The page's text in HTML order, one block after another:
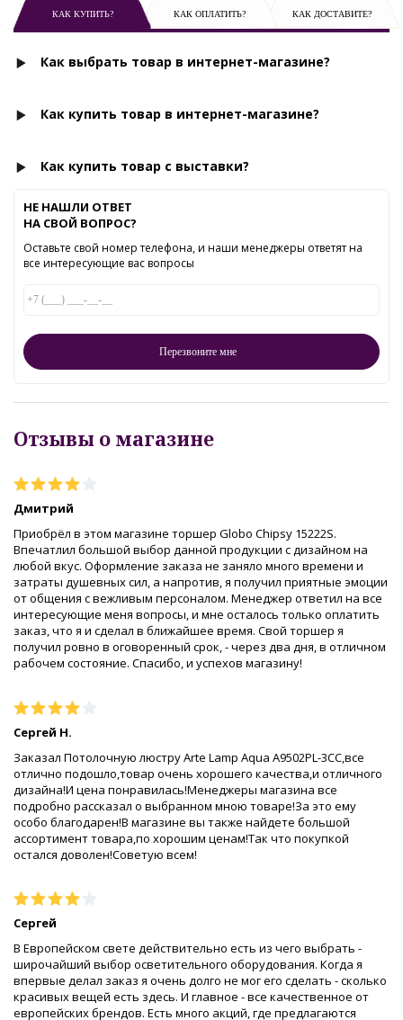
КАК КУПИТЬ? КАК ОПЛАТИТЬ? КАК ДОСТАВИТЕ?
Как выбрать товар в интернет-магазине?
Как купить товар в интернет-магазине?
Как купить товар с выставки?
НЕ НАШЛИ ОТВЕТ
НА СВОЙ ВОПРОС?
Оставьте свой номер телефона, и наши менеджеры ответят на
все интересующие вас вопросы
Отзывы о магазине
Дмитрий
Приобрёл в этом магазине торшер Globo Chipsy 15222S.
Впечатлил большой выбор данной продукции с дизайном на
любой вкус. Оформление заказа не заняло много времени и
затраты душевных сил, а напротив, я получил приятные эмоции
от общения с вежливым персоналом. Менеджер ответил на все
интересующие меня вопросы, и мне осталось только оплатить
заказ, что я и сделал в ближайшее время. Свой торшер я
получил ровно в оговоренный срок, - через два дня, в отличном
рабочем состояние. Спасибо, и успехов магазину!
Сергей Н.
Заказал Потолочную люстру Arte Lamp Aqua A9502PL-3CC,все
отлично подошло,товар очень хорошего качества,и отличного
дизайна!И цена понравилась!Менеджеры магазина все
подробно рассказал о выбранном мною товаре!За это ему
особо благодарен!В магазине вы также найдете большой
ассортимент товара,по хорошим ценам!Так что покупкой
остался доволен!Советую всем!
Сергей
В Европейском свете действительно есть из чего выбрать -
широчайший выбор осветительного оборудования. Когда я
впервые делал заказ я очень долго не мог его сделать - сколько
красивых вещей есть здесь. И главное - все качественное от
европейских брендов. Есть много акций, где предлагаются